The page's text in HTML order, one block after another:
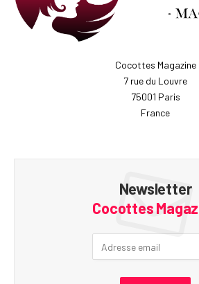
Cocottes Magazine
7 rue du Louvre
75001 Paris
France
Newsletter
Cocottes